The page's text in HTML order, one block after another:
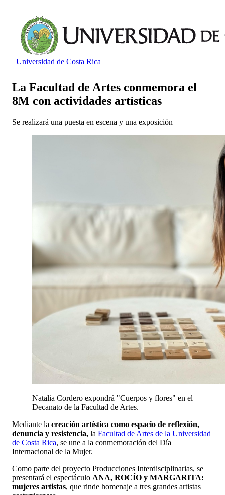
Universidad de Costa Rica
La Facultad de Artes conmemora el
8M con actividades artísticas
Se realizará una puesta en escena y una exposición
Natalia Cordero expondrá "Cuerpos y flores" en el
Decanato de la Facultad de Artes.
Mediante la creación artística como espacio de reflexión,
denuncia y resistencia, la Facultad de Artes de la Universidad
de Costa Rica, se une a la conmemoración del Día
Internacional de la Mujer.
Como parte del proyecto Producciones Interdisciplinarias, se
presentará el espectáculo ANA, ROCÍO y MARGARITA:
mujeres artistas, que rinde homenaje a tres grandes artistas